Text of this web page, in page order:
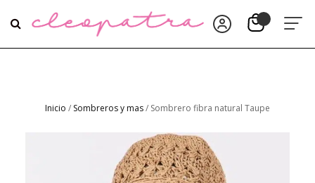
Inicio / Sombreros y mas/ Sombrero fibra natural Taupe